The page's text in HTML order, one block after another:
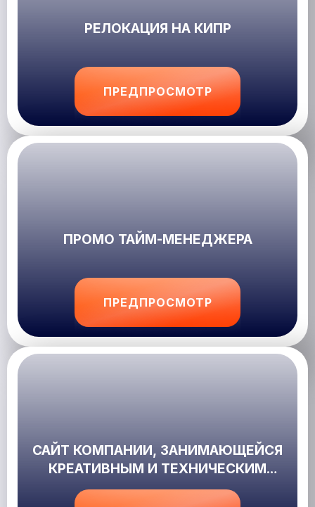
РЕЛОКАЦИЯ НА КИПР
ПРЕДПРОСМОТР
ПРОМО ТАЙМ-МЕНЕДЖЕРА
ПРЕДПРОСМОТР
САЙТ КОМПАНИИ, ЗАНИМАЮЩЕЙСЯ
КРЕАТИВНЫМ И ТЕХНИЧЕСКИМ
ОБЕСПЕЧЕНИЕМ МЕРОПРИЯТИЙ